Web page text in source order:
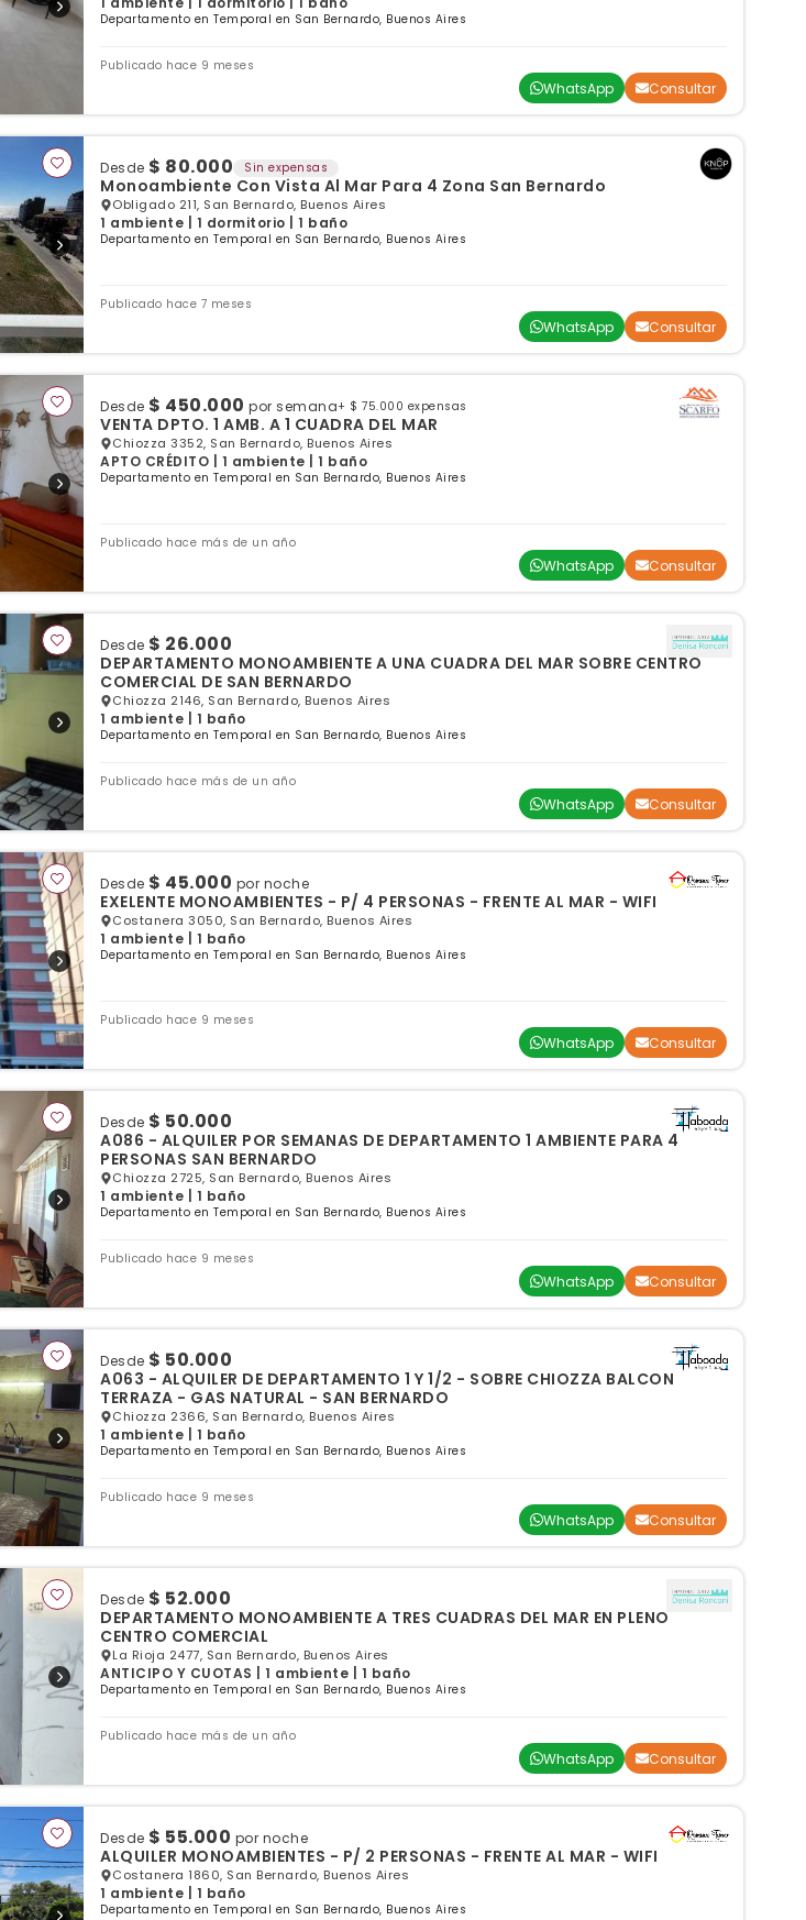
Departamento en Temporal en San Bernardo, Buenos Aires
Publicado hace 9 meses
WhatsApp Consultar
Desde $ 80.000 Sin expensas
Monoambiente Con Vista Al Mar Para 4 Zona San Bernardo
Obligado 211, San Bernardo, Buenos Aires
1 ambiente | 1 dormitorio | 1 baño
Departamento en Temporal en San Bernardo, Buenos Aires
Publicado hace 7 meses
WhatsApp Consultar
Desde $ 450.000 por semana+ $ 75.000 expensas
VENTA DPTO. 1 AMB. A 1 CUADRA DEL MAR
Chiozza 3352, San Bernardo, Buenos Aires
APTO CRÉDITO | 1 ambiente | 1 baño
Departamento en Temporal en San Bernardo, Buenos Aires
Publicado hace más de un año
WhatsApp Consultar
Desde $ 26.000
DEPARTAMENTO MONOAMBIENTE A UNA CUADRA DEL MAR SOBRE CENTRO
COMERCIAL DE SAN BERNARDO
Chiozza 2146, San Bernardo, Buenos Aires
1 ambiente | 1 baño
Departamento en Temporal en San Bernardo, Buenos Aires
Publicado hace más de un año
WhatsApp Consultar
Desde $ 45.000 por noche
EXELENTE MONOAMBIENTES - P/ 4 PERSONAS - FRENTE AL MAR - WIFI
Costanera 3050, San Bernardo, Buenos Aires
1 ambiente | 1 baño
Departamento en Temporal en San Bernardo, Buenos Aires
Publicado hace 9 meses
WhatsApp Consultar
Desde $ 50.000
A086 - ALQUILER POR SEMANAS DE DEPARTAMENTO 1 AMBIENTE PARA 4
PERSONAS SAN BERNARDO
Chiozza 2725, San Bernardo, Buenos Aires
1 ambiente | 1 baño
Departamento en Temporal en San Bernardo, Buenos Aires
Publicado hace 9 meses
WhatsApp Consultar
Desde $ 50.000
A063 - ALQUILER DE DEPARTAMENTO 1 Y 1/2 - SOBRE CHIOZZA BALCON
TERRAZA - GAS NATURAL - SAN BERNARDO
Chiozza 2366, San Bernardo, Buenos Aires
1 ambiente | 1 baño
Departamento en Temporal en San Bernardo, Buenos Aires
Publicado hace 9 meses
WhatsApp Consultar
Desde $ 52.000
DEPARTAMENTO MONOAMBIENTE A TRES CUADRAS DEL MAR EN PLENO
CENTRO COMERCIAL
La Rioja 2477, San Bernardo, Buenos Aires
ANTICIPO Y CUOTAS | 1 ambiente | 1 baño
Departamento en Temporal en San Bernardo, Buenos Aires
Publicado hace más de un año
WhatsApp Consultar
Desde $ 55.000 por noche
ALQUILER MONOAMBIENTES - P/ 2 PERSONAS - FRENTE AL MAR - WIFI
Costanera 1860, San Bernardo, Buenos Aires
1 ambiente | 1 baño
Departamento en Temporal en San Bernardo, Buenos Aires